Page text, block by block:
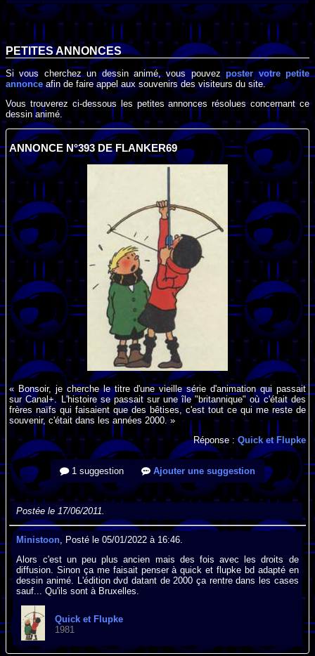
PETITES ANNONCES
Si vous cherchez un dessin animé, vous pouvezposter votre petite
annonceafin de faire appel aux souvenirs des visiteurs du site.
Vous trouverez ci-dessous les petites annonces résolues concernant ce
dessin animé.
ANNONCE N°393 DE FLANKER69
« Bonsoir, je cherche le titre d'une vieille série d'animation qui passait
sur Canal+. L'histoire se passait sur une île "britannique" où c'était des
frères naïfs qui faisaient que des bêtises, c'est tout ce qui me reste de
souvenir, c'était dans les années 2000. »
Réponse :Quick et Flupke
1 suggestion Ajouter une suggestion
Postée le 17/06/2011.
Ministoon , Posté le 05/01/2022 à 16:46.
Alors c'est un peu plus ancien mais des fois avec les droits de
diffusion. Sinon ça me faisait penser à quick et flupke bd adapté en
dessin animé. L'édition dvd datant de 2000 ça rentre dans les cases
sauf... Qu'ils sont à Bruxelles.
Quick et Flupke
1981